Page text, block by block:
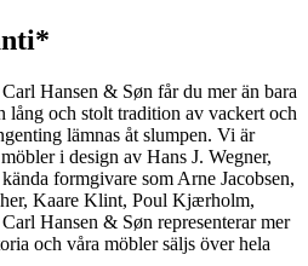
Hansen & Søn får du mer än bara
lång och stolt tradition av vackert och
lämnas åt slumpen. Vi är
i design av Hans J. Wegner,
formgivare som Arne Jacobsen,
Kaare Klint, Poul Kjærholm,
Hansen & Søn representerar mer
och våra möbler säljs över hela